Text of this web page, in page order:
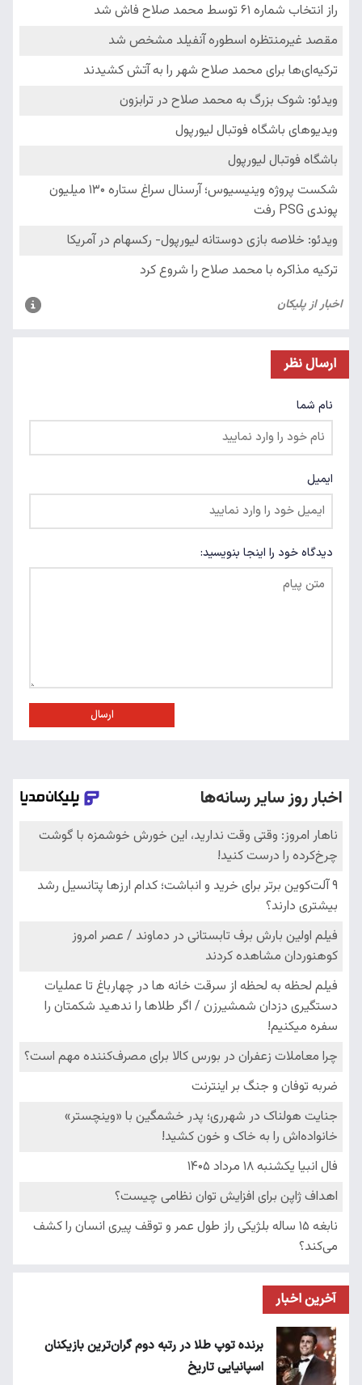
ارسال نظر
نام شما
ایمیل
دیدگاه خود را اینجا بنویسید:
ارسال
آخرین اخبار
برنده توپ طلا در رتبه دوم گران‌ترین بازیکنان
اسپانیایی تاریخ